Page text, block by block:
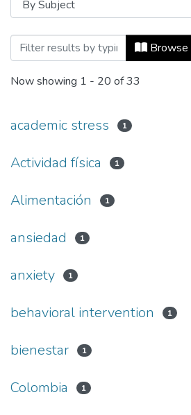
Browsing Informes de
Browse
Now showing 1 - 20 of 33
academic stress 1
Actividad física 1
Alimentación 1
ansiedad 1
anxiety 1
behavioral intervention 1
bienestar 1
Colombia 1